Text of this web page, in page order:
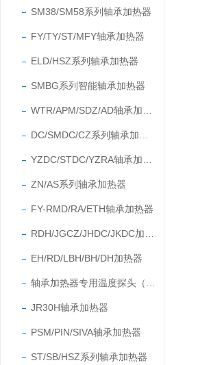
SM38/SM58系列轴承加热器
FY/TY/ST/MFY轴承加热器
ELD/HSZ系列轴承加热器
SMBG系列智能轴承加热器
ZN/AS系列轴承加热器
FY-RMD/RA/ETH轴承加热器
EH/RD/LBH/BH/DH加热器
JR30H轴承加热器
PSM/PIN/SIVA轴承加热器
ST/SB/HSZ系列轴承加热器